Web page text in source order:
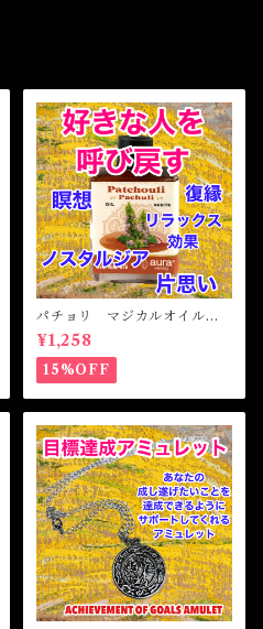
パチョリ マジカルオイル・
魔女オイル Pathouli Magic
al Oil
¥1,258
15%OFF